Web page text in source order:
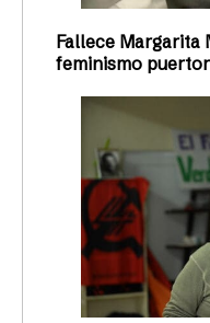
Fallece Margarita
feminismo